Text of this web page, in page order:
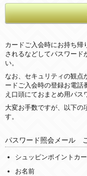
カードご入会時にお持ち帰
されるなどしてパスワード
い。
なお、セキュリティの観点
ードご入会時の登録お電話
え口頭にておまとめ用パス
大変お手数ですが、以下の
す。
パスワード照会メール
シュッピンポイントカ
お名前